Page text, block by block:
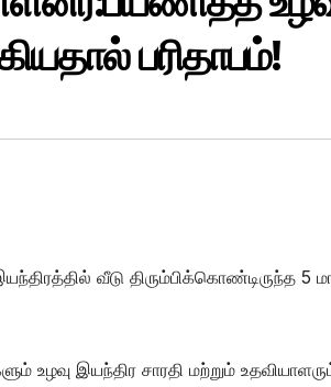
பரிதாபம்!
வீடு
உழவு இயந்திர சாரதி மற்றும்